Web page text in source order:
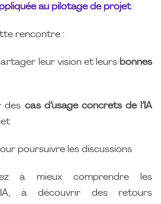
au pilotage de projet.
rencontre :
leur vision et leurs bonnes
des cas d’usage concrets de l’IA
poursuivre les discussions
à mieux comprendre les
à découvrir des retours